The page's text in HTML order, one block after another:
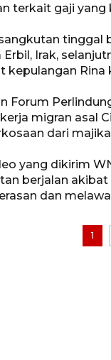
terkait gaji yang
tinggal
Irak,
kepulangan Rina
Forum
migran asal
dari
yang dikirim
berjalan
dan
1